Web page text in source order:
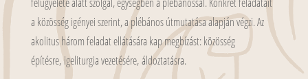
a közösség igényei szerint, a plébános útmutatása alapján végzi. Az
akolitus három feladat ellátására kap megbízást: közösség
építésre, igeliturgia vezetésére, áldoztatásra.